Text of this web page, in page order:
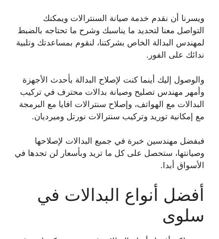
ويسرنا أن نقدم خدمة صيانة السنترالات ويمكنك
التواصل معنا لتحديد ما يناسبك وشرح ما تحتاجه بالضبط
لمهندس البدالة الخاص بشركتنا، لنقوم بمساعدتك وتلبية
ندائك على الفور.
والوصول إليك أينما كنت لإصلاح البدالة بأحدث الأجهزة
وأمهر مهندس تصليح وصيانة بدالات محترف في تركيب
البدالات مع الهواتف، وإصلاح سنترالات افايا مع البرمجة
مع إمكانية توريد وتركيب سنترالات نورتل وميرديان.
فبفضل مهندسين خبرة في جميع البدالات لإصلاحها
وصيانتها، ستحصل على كل ما تريد وبأسعار لن تجدها في
الأسواق أبدا.
أفضل أنواع البدالات في
سلوى